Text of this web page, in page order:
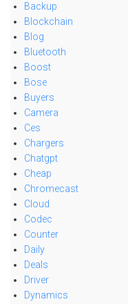
Backup
Blockchain
Blog
Bluetooth
Boost
Bose
Buyers
Camera
Ces
Chargers
Chatgpt
Cheap
Chromecast
Cloud
Codec
Counter
Daily
Deals
Driver
Dynamics